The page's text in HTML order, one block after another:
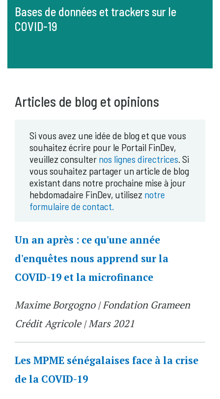
Bases de données et trackers sur le
COVID-19
Articles de blog et opinions
Si vous avez une idée de blog et que vous
souhaitez écrire pour le Portail FinDev,
veuillez consulter nos lignes directrices . Si
vous souhaitez partager un article de blog
existant dans notre prochaine mise à jour
hebdomadaire FinDev, utilisez notre
formulaire de contact.
Un an après : ce qu'une année
d'enquêtes nous apprend sur la
COVID-19 et la microfinance
Maxime Borgogno | Fondation Grameen
Crédit Agricole | Mars 2021
Les MPME sénégalaises face à la crise
de la COVID-19